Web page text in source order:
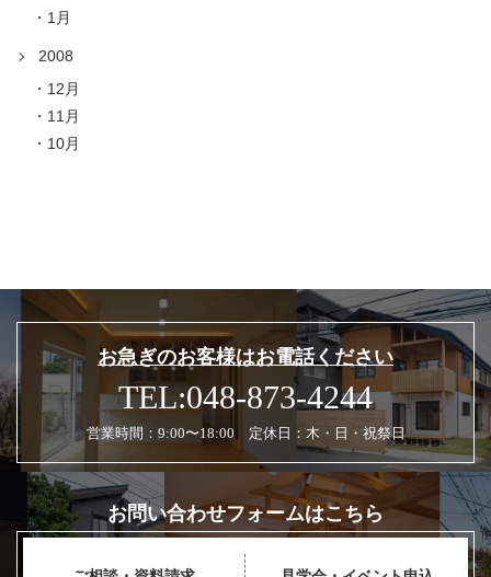
1月
2008
12月
11月
10月
お急ぎのお客様はお電話ください
TEL:048-873-4244
営業時間：9:00〜18:00 定休日：木・日・祝祭日
お問い合わせフォームはこちら